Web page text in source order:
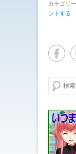
カテゴリ
ントする
検索する